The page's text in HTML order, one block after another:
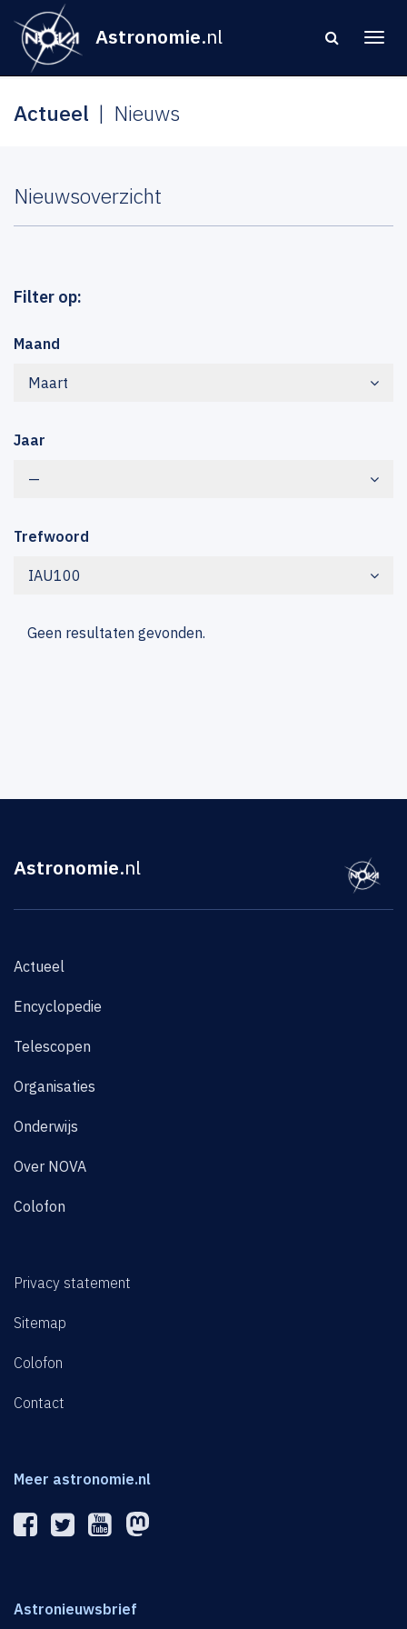
Astronomie.nl
Actueel Nieuws
Nieuwsoverzicht
Filter op:
Maand
Maart
Jaar
—
Trefwoord
IAU100
Geen resultaten gevonden.
Astronomie.nl
Actueel
Encyclopedie
Telescopen
Organisaties
Onderwijs
Over NOVA
Colofon
Privacy statement
Sitemap
Colofon
Contact
Meer astronomie.nl
Astronieuwsbrief